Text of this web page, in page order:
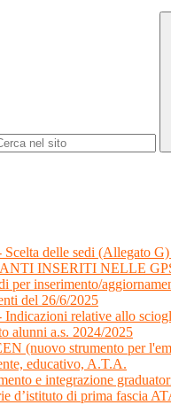
delle sedi (Allegato
INSERITI NELLE
per inserimento/
del 26/6/2025
relative allo
alunni a.s. 2024/2025
(nuovo strumento per
educativo, A.T.A.
e integrazione
d’istituto di prima fascia